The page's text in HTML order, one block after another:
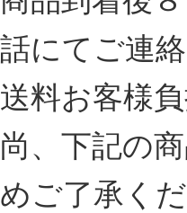
話にてご連絡
送料お客様
尚、下記の
めご了承くだ